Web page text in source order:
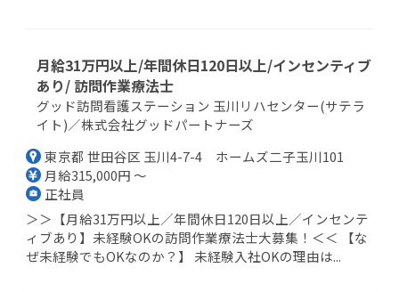
月給31万円以上/年間休日120日以上/インセンティブ
あり/ 訪問作業療法士
グッド訪問看護ステーション 玉川リハセンター(サテラ
イト)／株式会社グッドパートナーズ
東京都 世田谷区 玉川4-7-4 ホームズ二子玉川101
月給315,000円 ～
正社員
＞＞【月給31万円以上／年間休日120日以上／インセンテ
ィブあり】未経験OKの訪問作業療法士大募集！＜＜ 【な
ぜ未経験でもOKなのか？】 未経験入社OKの理由は...